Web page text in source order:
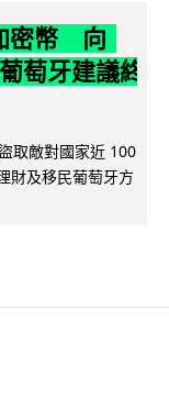
密幣 向
萄牙建議終
取敵對國家近 100
財及移民葡萄牙方